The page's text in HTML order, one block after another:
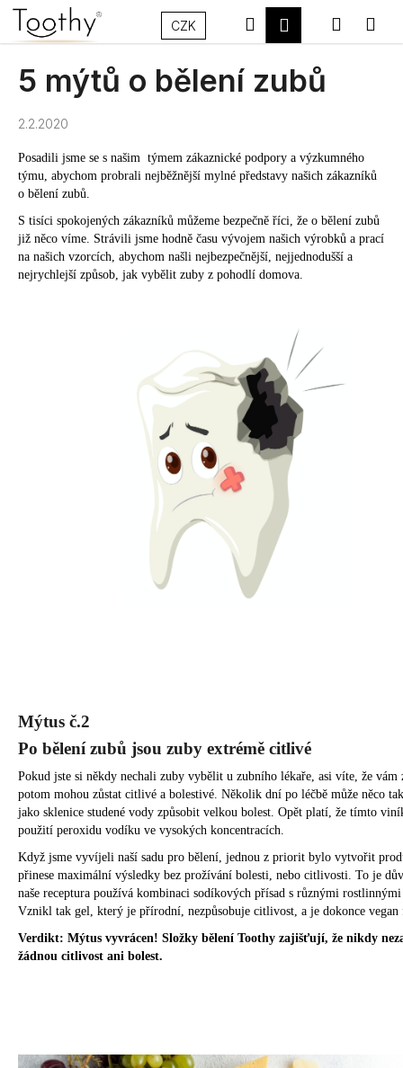
Přejít
obsah
CZK HledatPřihlášení
5 mýtů o bělení zubů
2.2.2020
Posadili jsme se s našim týmem zákaznické podpory a výzkumného
týmu, abychom probrali nejběžnější mylné představy našich zákazníků
o bělení zubů.
S tisíci spokojených zákazníků můžeme bezpečně říci, že o bělení zubů
již něco víme. Strávili jsme hodně času vývojem našich výrobků a prací
na našich vzorcích, abychom našli nejbezpečnější, nejjednodušší a
nejrychlejší způsob, jak vybělit zuby z pohodlí domova.
Mýtus č.2
Po bělení zubů jsou zuby extrémě citlivé
Pokud jste si někdy nechali zuby vybělit u zubního lékaře, asi víte, že vám
potom mohou zůstat citlivé a bolestivé. Několik dní po léčbě může něco
jako sklenice studené vody způsobit velkou bolest. Opět platí, že tímto
použití peroxidu vodíku ve vysokých koncentracích.
Když jsme vyvíjeli naší sadu pro bělení, jednou z priorit bylo vytvořit
přinese maximální výsledky bez prožívání bolesti, nebo citlivosti. To je
naše receptura používá kombinaci sodíkových přísad s různými
Vznikl tak gel, který je přírodní, nezpůsobuje citlivost, a je dokonce
Verdikt: Mýtus vyvrácen! Složky bělení Toothy zajišťují, že nikdy
žádnou citlivost ani bolest.
K
Zpět
Zpět
C
o
o
t
ř
e
b
u
D
o
p
o
r
u
č
u
j
e
m
e